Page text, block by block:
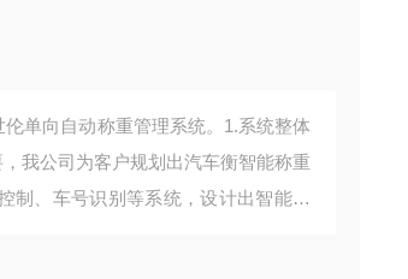
单向自动称重管理系统。1.系统整体
我公司为客户规划出汽车衡智能称重
制、车号识别等系统，设计出智能称